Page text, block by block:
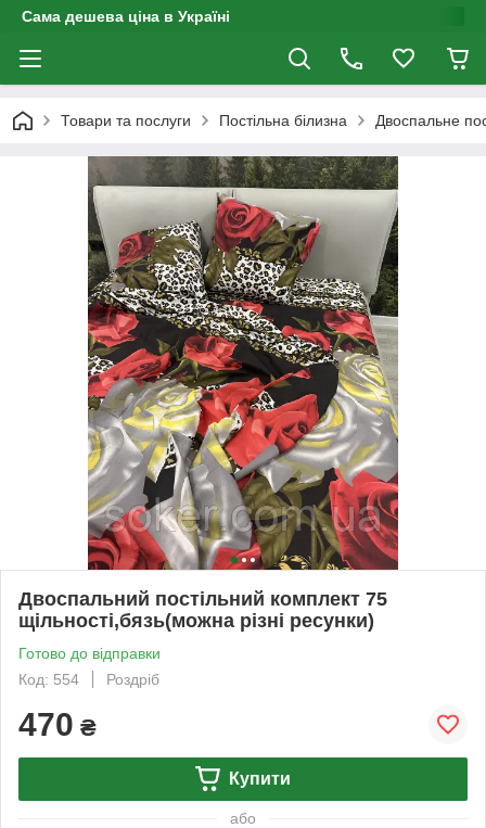
Сама дешева ціна в Україні
Товари та послуги Постільна білизна Двоспальне
Двоспальний постільний комплект 75
щільності,бязь(можна різні ресунки)
Готово до відправки
Код: 554
Роздріб
470 ₴
Купити
або